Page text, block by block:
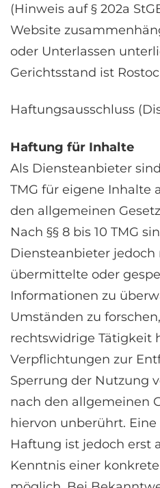
(Hinweis auf § 202a
Website
oder Unterlassen
Gerichtsstand ist
Haftungsausschluss
Haftung für Inhalte
Als Diensteanbieter
TMG für eigene Inhalte
den allgemeinen
Nach §§ 8 bis 10 TMG
Diensteanbieter
übermittelte oder
Informationen zu
Umständen zu
rechtswidrige Tätigkeit
Verpflichtungen zur
Sperrung der Nutzung
nach den allgemeinen
hiervon unberührt.
Haftung ist jedoch erst
Kenntnis einer